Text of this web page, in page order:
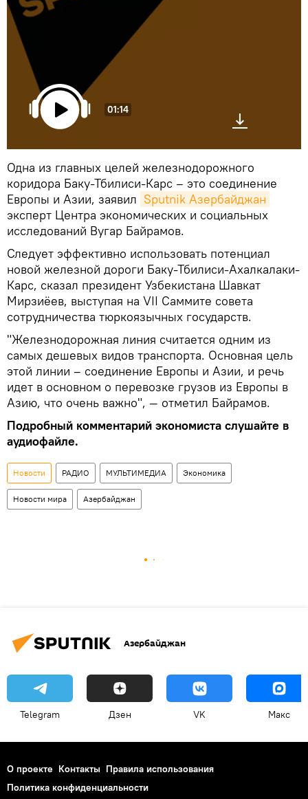
01:14
Одна из главных целей железнодорожного
коридора Баку-Тбилиси-Карс – это соединение
Европы и Азии, заявил Sputnik Азербайджан
эксперт Центра экономических и социальных
исследований Вугар Байрамов.
Следует эффективно использовать потенциал
новой железной дороги Баку-Тбилиси-Ахалкалаки-
Карс, сказал президент Узбекистана Шавкат
Мирзиёев, выступая на VII Саммите совета
сотрудничества тюркоязычных государств.
"Железнодорожная линия считается одним из
самых дешевых видов транспорта. Основная цель
этой линии – соединение Европы и Азии, и речь
идет в основном о перевозке грузов из Европы в
Азию, что очень важно", — отметил Байрамов.
Подробный комментарий экономиста слушайте в
аудиофайле.
Новости РАДИО МУЛЬТИМЕДИА Экономика
Новости мира Азербайджан
Азербайджан
Telegram Дзен VK Макс
О проекте Контакты Правила использования
Политика конфиденциальности